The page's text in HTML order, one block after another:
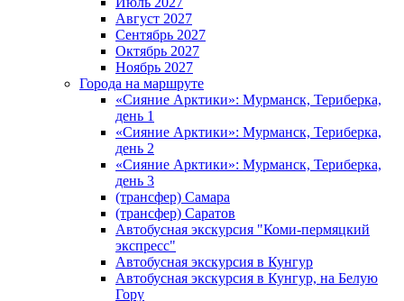
Август 2027
Сентябрь 2027
Октябрь 2027
Ноябрь 2027
Города на маршруте
«Сияние Арктики»: Мурманск, Териберка,
день 1
«Сияние Арктики»: Мурманск, Териберка,
день 2
«Сияние Арктики»: Мурманск, Териберка,
день 3
(трансфер) Самара
(трансфер) Саратов
Автобусная экскурсия "Коми-пермяцкий
экспресс"
Автобусная экскурсия в Кунгур
Автобусная экскурсия в Кунгур, на Белую
Гору